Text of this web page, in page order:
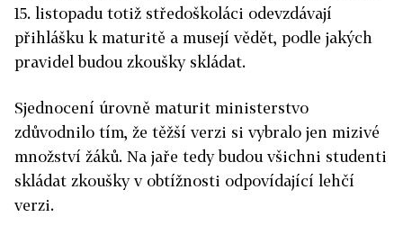
15. listopadu totiž středoškoláci odevzdávají
přihlášku k maturitě a musejí vědět, podle jakých
pravidel budou zkoušky skládat.
Sjednocení úrovně maturit ministerstvo
zdůvodnilo tím, že těžší verzi si vybralo jen mizivé
množství žáků. Na jaře tedy budou všichni studenti
skládat zkoušky v obtížnosti odpovídající lehčí
verzi.